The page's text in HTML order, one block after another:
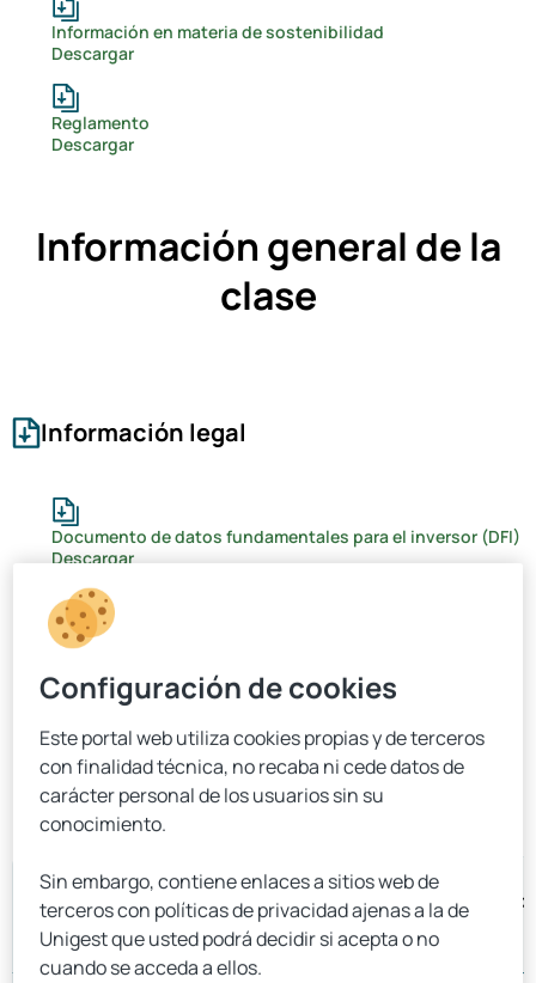
Información en materia de sostenibilidad
Descargar
Reglamento
Descargar
Información general de la
clase
Información legal
Documento de datos fundamentales para el inversor (DFI)
Descargar
Escenarios de rentabilidad
Descargar
Descargar
Configuración de cookies
Este portal web utiliza cookies propias y de terceros
con finalidad técnica, no recaba ni cede datos de
carácter personal de los usuarios sin su
conocimiento.
Sin embargo, contiene enlaces a sitios web de
terceros con políticas de privacidad ajenas a la de
Unigest que usted podrá decidir si acepta o no
cuando se acceda a ellos.